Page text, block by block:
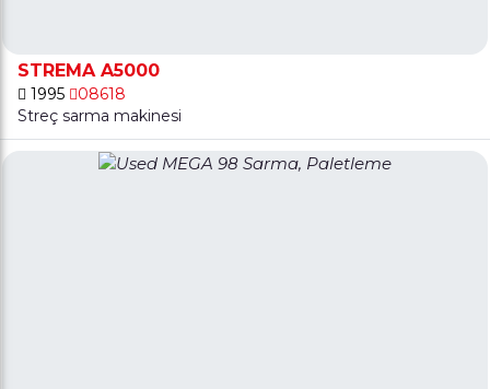
STREMA A5000
1995
08618
Streç sarma makinesi